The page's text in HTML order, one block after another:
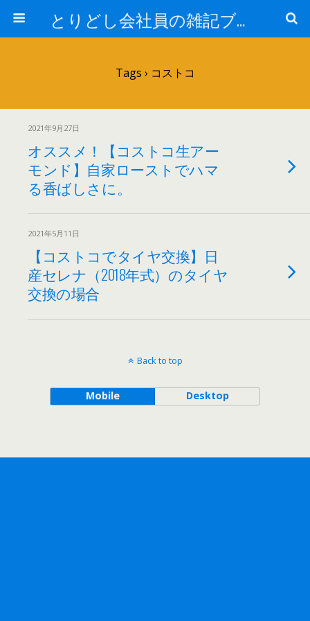
とりどし会社員の雑記ブログ
Tags › コストコ
2021年9月27日
オススメ！【コストコ生アー
モンド】自家ローストでハマ
る香ばしさに。
2021年5月11日
【コストコでタイヤ交換】日
産セレナ（2018年式）のタイヤ
交換の場合
Back to top
Mobile Desktop